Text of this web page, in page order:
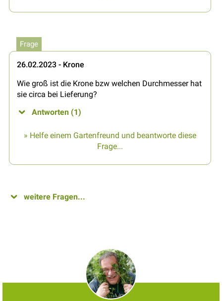
Frage
26.02.2023 - Krone
Wie groß ist die Krone bzw welchen Durchmesser hat
sie circa bei Lieferung?
Antworten (1)
» Helfe einem Gartenfreund und beantworte diese
Frage...
weitere Fragen...